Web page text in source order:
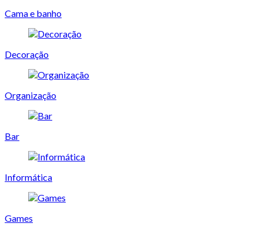
Cama e banho
Decoração
Organização
Bar
Informática
Games